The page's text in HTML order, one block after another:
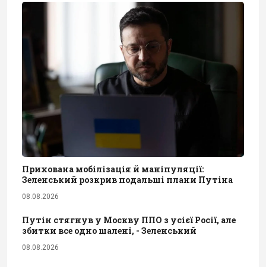
Прихована мобілізація й маніпуляції:
Зеленський розкрив подальші плани Путіна
08.08.2026
Путін стягнув у Москву ППО з усієї Росії, але
збитки все одно шалені, - Зеленський
08.08.2026